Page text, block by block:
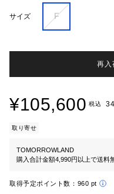
サイズ F
再入
¥105,600 税込
取り寄せ
TOMORROWLAND
購入合計金額4,990円以上で送料
取得予定ポイント数： 960 pt